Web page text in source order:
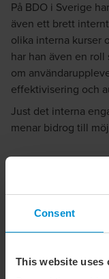
Consent
This website uses
På BDO i Sverige
även ett brett
olika interna kurser
har han även en
om
effektivisering och
Just det interna
menar bidrog till